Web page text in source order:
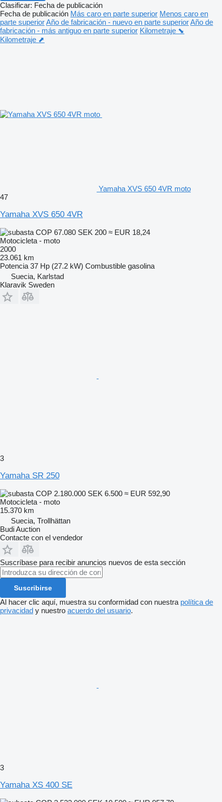
Clasificar: Fecha de publicación
Fecha de publicación Más caro en parte superior Menos caro en
parte superiorAño de fabricación - nuevo en parte superiorAño de
fabricación - más antiguo en parte superior Kilometraje ⬊
Kilometraje ⬈
Yamaha XVS 650 4VR moto
47
Yamaha XVS 650 4VR
COP 67.080 SEK 200 ≈ EUR 18,24
Motocicleta - moto
2000
23.061 km
Potencia 37 Hp (27.2 kW) Combustible gasolina
Suecia, Karlstad
Klaravik Sweden
3
Yamaha SR 250
COP 2.180.000 SEK 6.500 ≈ EUR 592,90
Motocicleta - moto
15.370 km
Suecia, Trollhättan
Budi Auction
Contacte con el vendedor
Suscríbase para recibir anuncios nuevos de esta sección
Suscribirse
Al hacer clic aquí, muestra su conformidad con nuestra política de
privacidad y nuestro acuerdo del usuario.
3
Yamaha XS 400 SE